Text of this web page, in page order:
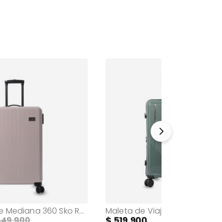
Maleta de Viaje Mediana 360 Sko Rosada